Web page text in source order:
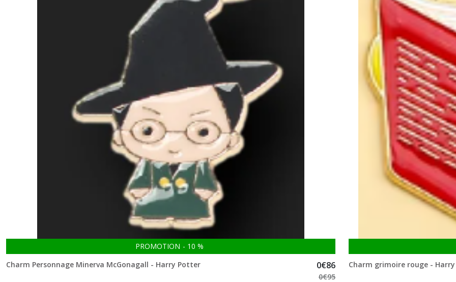
PROMOTION - 10 %
Charm Personnage Minerva McGonagall - Harry Potter
0€86
0€95
Charm grimoire rouge -